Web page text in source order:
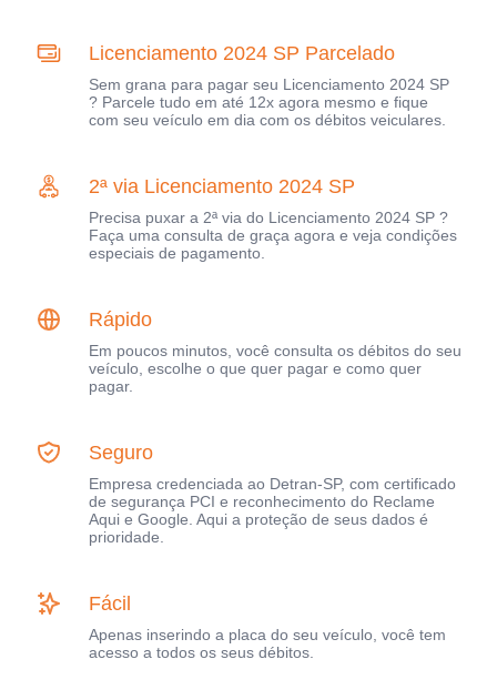
Licenciamento 2024 SP Parcelado
Sem grana para pagar seu Licenciamento 2024 SP
? Parcele tudo em até 12x agora mesmo e fique
com seu veículo em dia com os débitos veiculares.
2ª via Licenciamento 2024 SP
Precisa puxar a 2ª via do Licenciamento 2024 SP ?
Faça uma consulta de graça agora e veja condições
especiais de pagamento.
Rápido
Em poucos minutos, você consulta os débitos do seu
veículo, escolhe o que quer pagar e como quer
pagar.
Seguro
Empresa credenciada ao Detran-SP, com certificado
de segurança PCI e reconhecimento do Reclame
Aqui e Google. Aqui a proteção de seus dados é
prioridade.
Fácil
Apenas inserindo a placa do seu veículo, você tem
acesso a todos os seus débitos.